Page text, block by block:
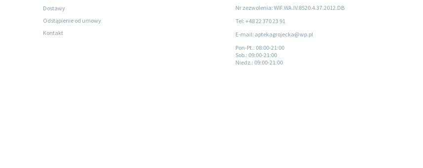
Dostawy
Odstąpienie od umowy
Kontakt
Nr zezwolenia: WIF.WA.IV.8520.4.37.2012.DB
Tel: +48 22 370 23 91
E-mail: aptekagrojecka@wp.pl
Pon-Pt.: 08:00-21:00
Sob.: 09:00-21:00
Niedz.: 09:00-21:00